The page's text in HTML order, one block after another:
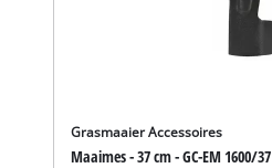
Grasmaaier Accessoires
Maaimes - 37 cm - GC-EM 1600/37